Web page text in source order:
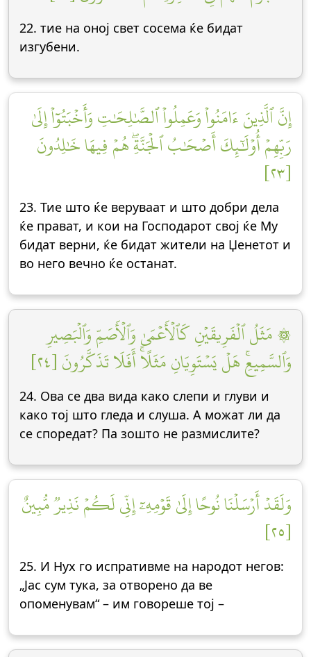
22. тие на оној свет сосема ќе бидат
изгубени.
إِنَّ ٱلَّذِينَ ءَامَنُواْ وَعَمِلُواْ ٱلصَّٰلِحَٰتِ وَأَخۡبَتُوٓاْ إِلَىٰ
رَبِّهِمۡ أُوْلَٰٓئِكَ أَصۡحَٰبُ ٱلۡجَنَّةِۖ هُمۡ فِيهَا خَٰلِدُونَ
[٢٣]
23. Тие што ќе веруваат и што добри дела
ќе прават, и кои на Господарот свој ќе Му
бидат верни, ќе бидат жители на Џенетот и
во него вечно ќе останат.
۞ مَثَلُ ٱلۡفَرِيقَيۡنِ كَٱلۡأَعۡمَىٰ وَٱلۡأَصَمِّ وَٱلۡبَصِيرِ
وَٱلسَّمِيعِۚ هَلۡ يَسۡتَوِيَانِ مَثَلًاۚ أَفَلَا تَذَكَّرُونَ [٢٤]
24. Ова се два вида како слепи и глуви и
како тој што гледа и слуша. А можат ли да
се споредат? Па зошто не размислите?
وَلَقَدۡ أَرۡسَلۡنَا نُوحًا إِلَىٰ قَوۡمِهِۦٓ إِنِّي لَكُمۡ نَذِيرٞ مُّبِينٌ
[٢٥]
25. И Нух го испративме на народот негов:
„Јас сум тука, за отворено да ве
опоменувам“ – им говореше тој –